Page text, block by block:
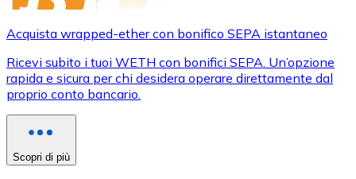
Acquista wrapped-ether con bonifico SEPA istantaneo
Ricevi subito i tuoi WETH con bonifici SEPA. Un’opzione
rapida e sicura per chi desidera operare direttamente dal
proprio conto bancario.
Scopri di più